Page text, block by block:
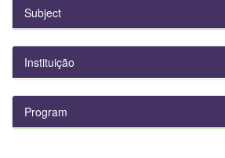
Subject
Instituição
Program